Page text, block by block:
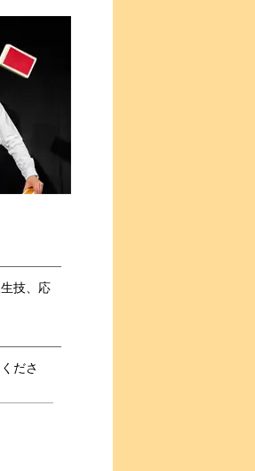
技、応
ださ